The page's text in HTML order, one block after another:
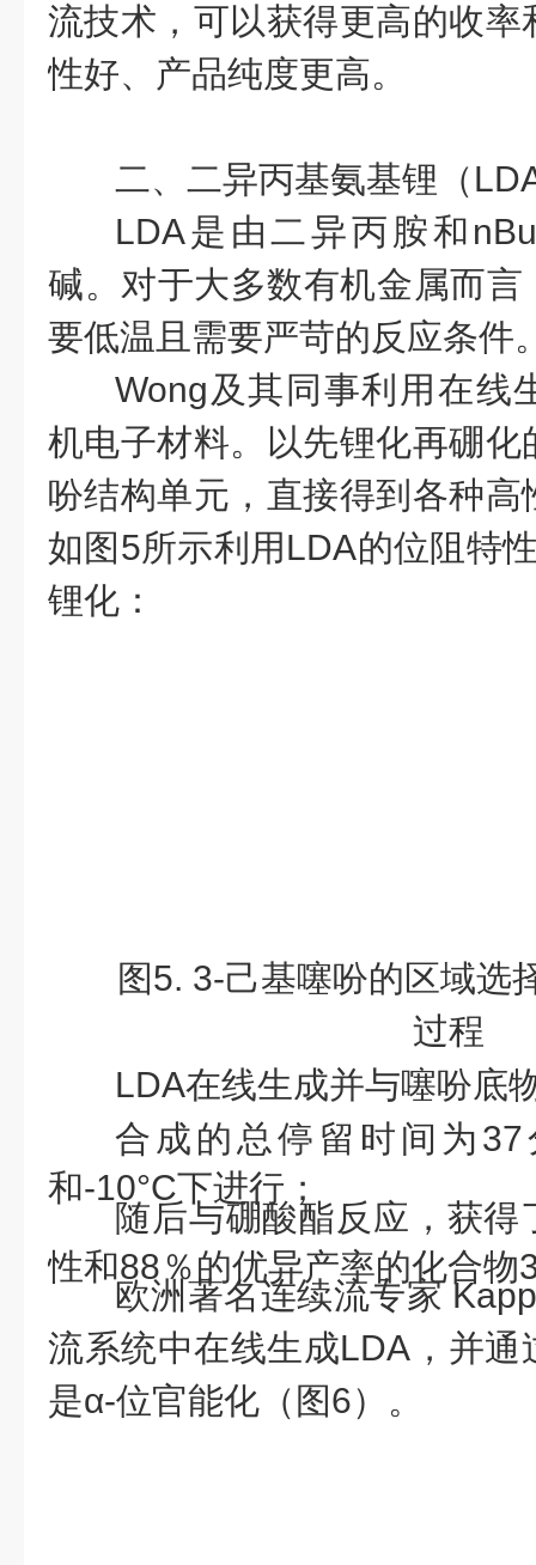
流技术，可以获得更高的收
性好、产品纯度更高。
二、二异丙基氨基锂（
LDA是由二异丙胺和
碱。对于大多数有机金属而
要低温且需要严苛的反应条件
Wong及其同事利用在线
机电子材料。以先锂化再硼
吩结构单元，直接得到各种
如图5所示利用LDA的位阻特
锂化：
图5. 3-己基噻吩的区域选
过程
LDA在线生成并与噻吩底
合成的总停留时间为 37
和-10°C下进行；
随后与硼酸酯反应，获得
性和88％的优异产率的化合物
欧洲著名连续流专家
流系统中在线生成LDA，并通
是α-位官能化（图6）。